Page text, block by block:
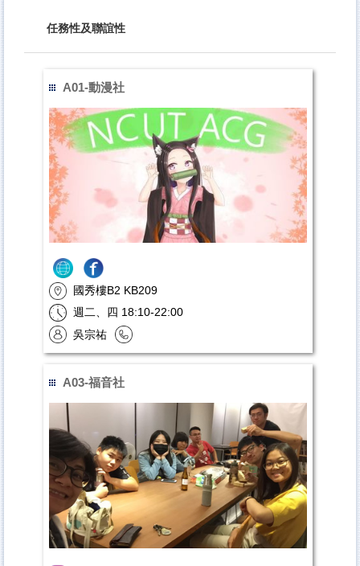
任務性及聯誼性
A01-動漫社
國秀樓B2 KB209
週二、四 18:10-22:00
吳宗祐
A03-福音社